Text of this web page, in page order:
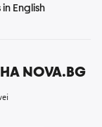
in English
NOVA.BG